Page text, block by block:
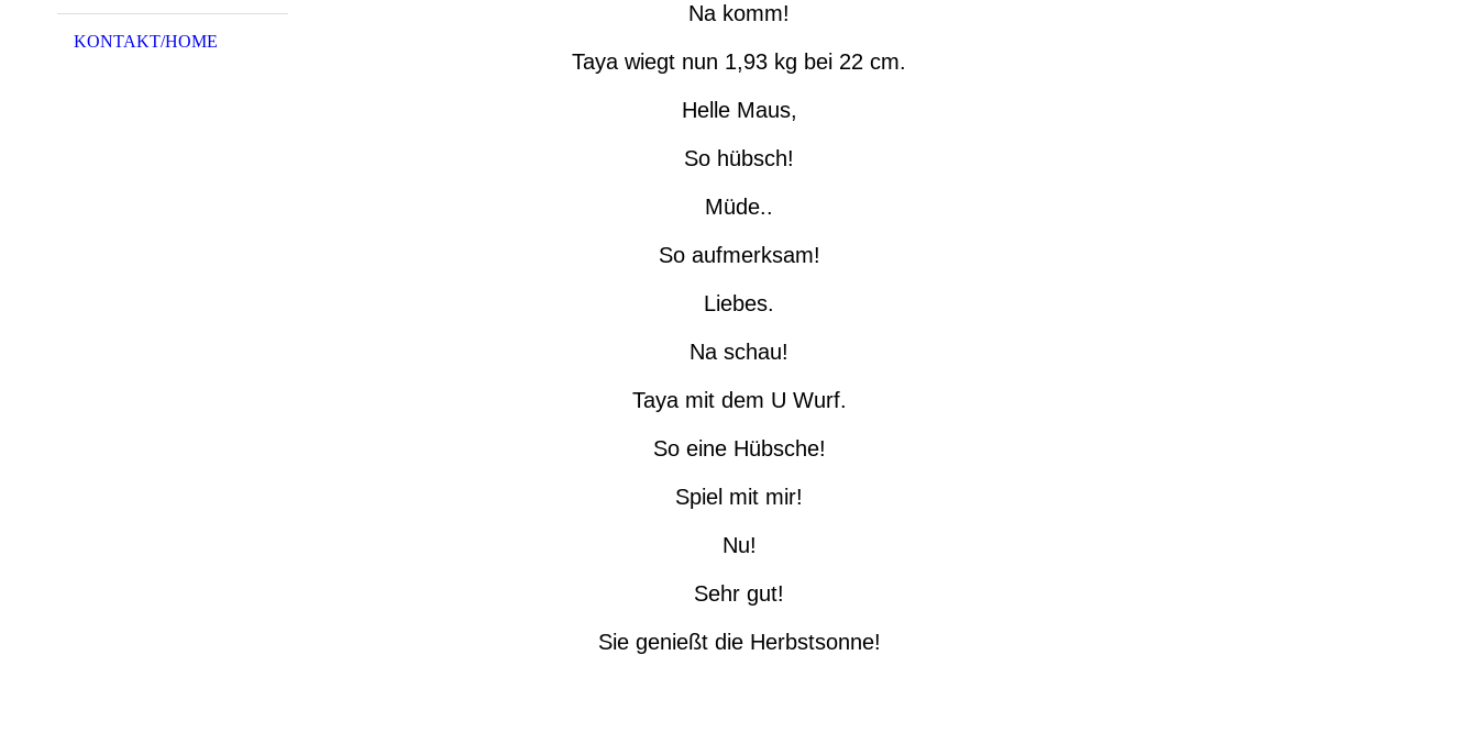
KONTAKT/HOME
Na komm!
Taya wiegt nun 1,93 kg bei 22 cm.
Helle Maus,
So hübsch!
Müde..
So aufmerksam!
Liebes.
Na schau!
Taya mit dem U Wurf.
So eine Hübsche!
Spiel mit mir!
Nu!
Sehr gut!
Sie genießt die Herbstsonne!